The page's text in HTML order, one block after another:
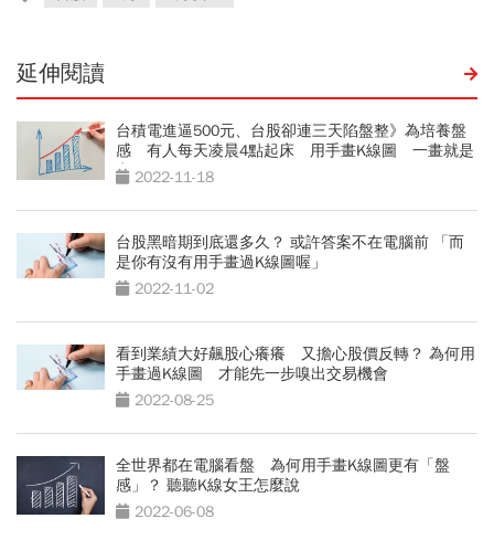
延伸閱讀
台積電進逼500元、台股卻連三天陷盤整》為培養盤
感 有人每天凌晨4點起床 用手畫K線圖 一畫就是
七個月！
2022-11-18
台股黑暗期到底還多久？ 或許答案不在電腦前 「而
是你有沒有用手畫過K線圖喔」
2022-11-02
看到業績大好飆股心癢癢 又擔心股價反轉？ 為何用
手畫過K線圖 才能先一步嗅出交易機會
2022-08-25
全世界都在電腦看盤 為何用手畫K線圖更有「盤
感」？ 聽聽K線女王怎麼說
2022-06-08